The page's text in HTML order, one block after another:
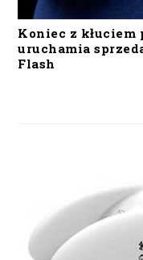
Koniec z kłuciem
uruchamia
Flash